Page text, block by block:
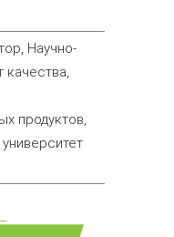
Научно-
качества,
продуктов,